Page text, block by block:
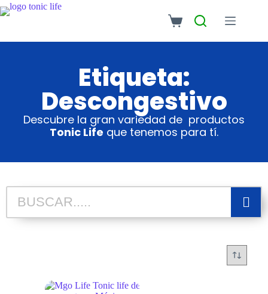
Etiqueta:
Descongestivo
Descubre la gran variedad de productos
Tonic Life que tenemos para tí.